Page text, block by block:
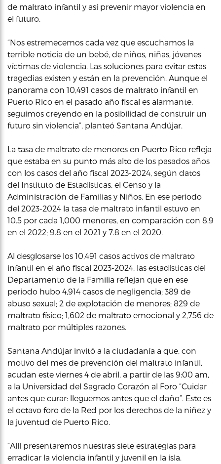
de maltrato infantil y así prevenir mayor violencia en
el futuro.
“Nos estremecemos cada vez que escuchamos la
terrible noticia de un bebé, de niños, niñas, jóvenes
víctimas de violencia. Las soluciones para evitar estas
tragedias existen y están en la prevención. Aunque el
panorama con 10,491 casos de maltrato infantil en
Puerto Rico en el pasado año fiscal es alarmante,
seguimos creyendo en la posibilidad de construir un
futuro sin violencia”, planteó Santana Andújar.
La tasa de maltrato de menores en Puerto Rico refleja
que estaba en su punto más alto de los pasados años
con los casos del año fiscal 2023-2024, según datos
del Instituto de Estadísticas, el Censo y la
Administración de Familias y Niños. En ese periodo
del 2023-2024 la tasa de maltrato infantil estuvo en
10.5 por cada 1,000 menores, en comparación con 8.9
en el 2022; 9.8 en el 2021 y 7.8 en el 2020.
Al desglosarse los 10,491 casos activos de maltrato
infantil en el año fiscal 2023-2024, las estadísticas del
Departamento de la Familia reflejan que en ese
periodo hubo 4,914 casos de negligencia; 389 de
abuso sexual; 2 de explotación de menores; 829 de
maltrato físico; 1,602 de maltrato emocional y 2,756 de
maltrato por múltiples razones.
Santana Andújar invitó a la ciudadanía a que, con
motivo del mes de prevención del maltrato infantil,
acudan este viernes 4 de abril, a partir de las 9:00 am,
a la Universidad del Sagrado Corazón al Foro “Cuidar
antes que curar: lleguemos antes que el daño”. Este es
el octavo foro de la Red por los derechos de la niñez y
la juventud de Puerto Rico.
“Allí presentaremos nuestras siete estrategias para
erradicar la violencia infantil y juvenil en la isla.